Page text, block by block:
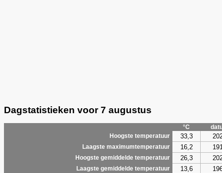
Dagstatistieken voor 7 augustus
°C
Hoogste temperatuur
33,3
Laagste maximumtemperatuur 16,2
Hoogste gemiddelde temperatuur 26,3
Laagste gemiddelde temperatuur 13,6